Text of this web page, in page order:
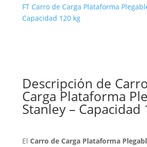
FT Carro de Carga Plataforma
Capacidad 120 kg
Descripción de
Carga Plataforma
Stanley – Capacidad
El Carro de Carga Plataforma